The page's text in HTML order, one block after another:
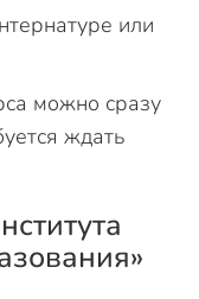
или
можно сразу
ждать